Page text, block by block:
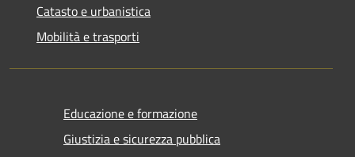
Catasto e urbanistica
Mobilità e trasporti
Educazione e formazione
Giustizia e sicurezza pubblica